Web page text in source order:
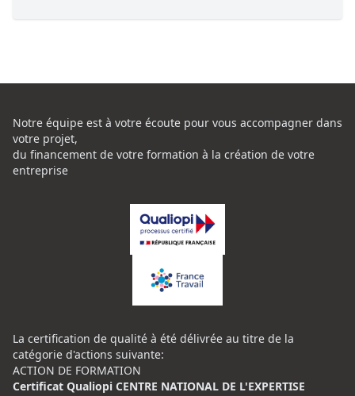
Notre équipe est à votre écoute pour vous accompagner dans
votre projet,
du financement de votre formation à la création de votre
entreprise
La certification de qualité à été délivrée au titre de la
catégorie d'actions suivante:
ACTION DE FORMATION
Certificat Qualiopi CENTRE NATIONAL DE L'EXPERTISE